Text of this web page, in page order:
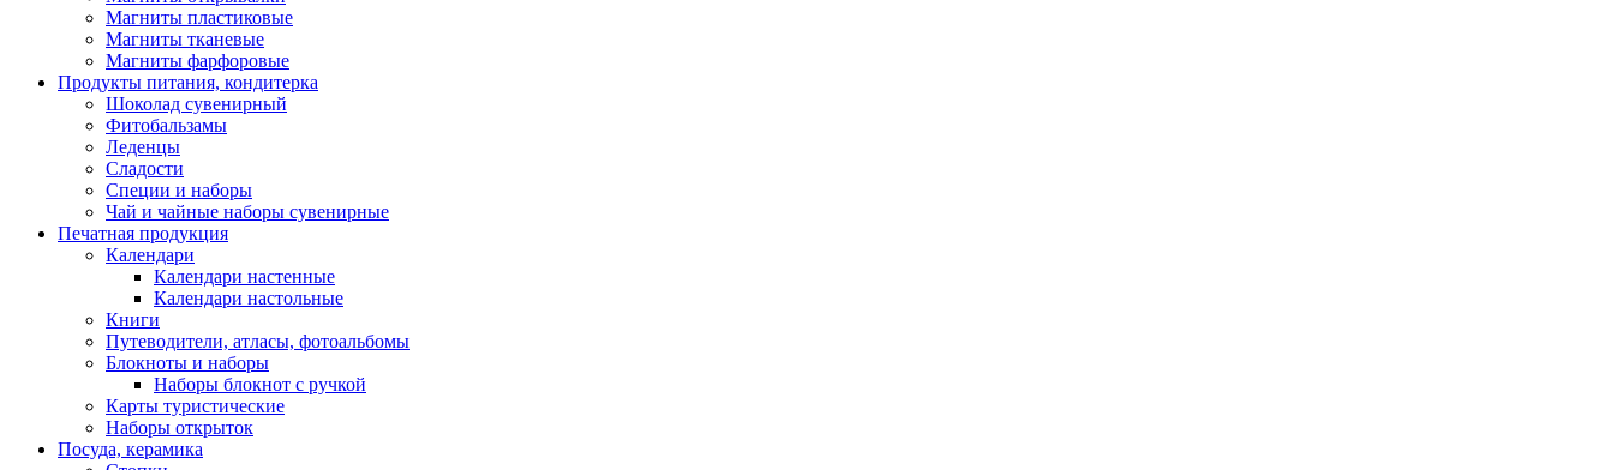
Магниты пластиковые
Магниты тканевые
Магниты фарфоровые
Продукты питания, кондитерка
Шоколад сувенирный
Фитобальзамы
Леденцы
Сладости
Специи и наборы
Чай и чайные наборы сувенирные
Печатная продукция
Календари
Календари настенные
Календари настольные
Книги
Путеводители, атласы, фотоальбомы
Блокноты и наборы
Наборы блокнот с ручкой
Карты туристические
Наборы открыток
Посуда, керамика